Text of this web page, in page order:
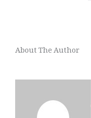
About The Author